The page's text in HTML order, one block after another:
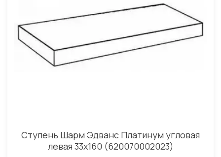
Ступень Шарм Эдванс Платинум угловая
левая 33x160 (620070002023)